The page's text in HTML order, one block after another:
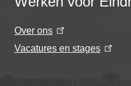
Over ons
Vacatures en stages